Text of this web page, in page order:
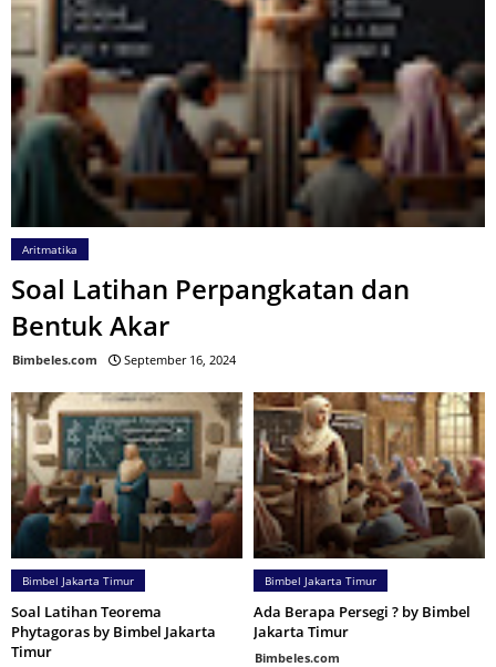
Aritmatika
Soal Latihan Perpangkatan dan
Bentuk Akar
Bimbeles.com September 16, 2024
Bimbel Jakarta Timur
Soal Latihan Teorema
Phytagoras by Bimbel Jakarta
Timur
Bimbel Jakarta Timur
Ada Berapa Persegi ? by Bimbel
Jakarta Timur
Bimbeles.com